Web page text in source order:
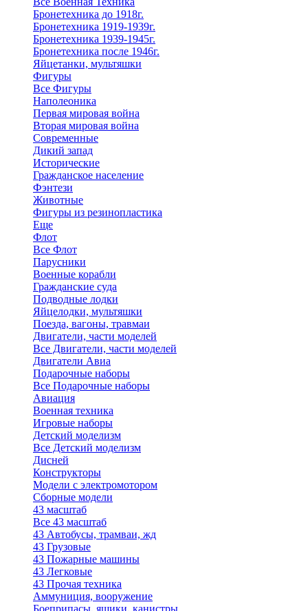
Бронетехника до 1918г.
Бронетехника 1919-1939г.
Бронетехника 1939-1945г.
Бронетехника после 1946г.
Яйцетанки, мультяшки
Фигуры
Все Фигуры
Наполеоника
Первая мировая война
Вторая мировая война
Современные
Дикий запад
Исторические
Гражданское население
Фэнтези
Животные
Фигуры из резинопластика
Еще
Флот
Все Флот
Парусники
Военные корабли
Гражданские суда
Подводные лодки
Яйцелодки, мультяшки
Поезда, вагоны, травмаи
Двигатели, части моделей
Все Двигатели, части моделей
Двигатели Авиа
Подарочные наборы
Все Подарочные наборы
Авиация
Военная техника
Игровые наборы
Детский моделизм
Все Детский моделизм
Дисней
Конструкторы
Модели с электромотором
Сборные модели
43 масштаб
Все 43 масштаб
43 Автобусы, трамваи, жд
43 Грузовые
43 Пожарные машины
43 Легковые
43 Прочая техника
Аммуниция, вооружение
Боеприпасы, ящики, канистры